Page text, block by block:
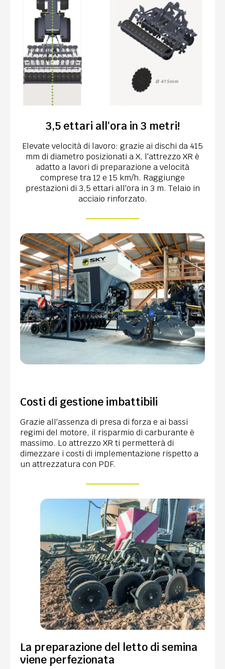
3,5 ettari all'ora in 3 metri!
Elevate velocità di lavoro: grazie ai dischi da 415
mm di diametro posizionati a X, l'attrezzo XR è
adatto a lavori di preparazione a velocità
comprese tra 12 e 15 km/h. Raggiunge
prestazioni di 3,5 ettari all'ora in 3 m. Telaio in
acciaio rinforzato.
Costi di gestione imbattibili
Grazie all'assenza di presa di forza e ai bassi
regimi del motore, il risparmio di carburante è
massimo. Lo attrezzo XR ti permetterà di
dimezzare i costi di implementazione rispetto a
un attrezzatura con PDF.
La preparazione del letto di semina
viene perfezionata